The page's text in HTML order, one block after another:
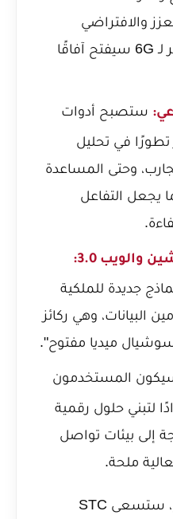
والافتراضي
بسلاسة. وبدء التحضير لـ 6G سيفتح آفاقًا
ستصبح أدوات
تطورًا في تحليل
وحتى المساعدة
يجعل التفاعل
والويب 3.0:
جديدة للملكية
البيانات، وهي ركائز
ميديا مفتوح".
المستخدمون
لتبني حلول رقمية
إلى بيئات تواصل
ملحة.
في هذا السياق المتسارع، ستسعى STC